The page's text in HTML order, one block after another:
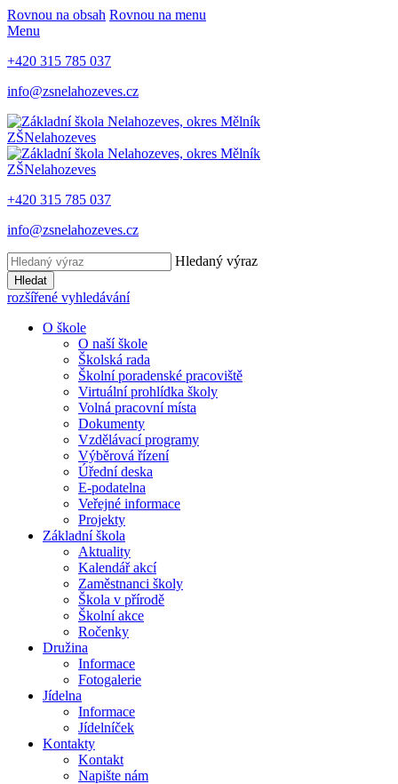
Rovnou na obsah Rovnou na menu
Menu
+420 315 785 037
info@zsnelahozeves.cz
ZŠNelahozeves
ZŠNelahozeves
+420 315 785 037
info@zsnelahozeves.cz
Hledaný výraz
Hledat
rozšířené vyhledávání
O škole
O naší škole
Školská rada
Školní poradenské pracoviště
Virtuální prohlídka školy
Volná pracovní místa
Dokumenty
Vzdělávací programy
Výběrová řízení
Úřední deska
E-podatelna
Veřejné informace
Projekty
Základní škola
Aktuality
Kalendář akcí
Zaměstnanci školy
Škola v přírodě
Školní akce
Ročenky
Družina
Informace
Fotogalerie
Jídelna
Informace
Jídelníček
Kontakty
Kontakt
Napište nám